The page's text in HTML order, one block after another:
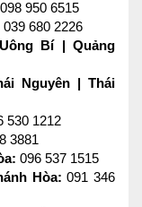
098 950 6515
039 680 2226
Bí | Quảng
Nguyên | Thái
530 1212
3881
096 537 1515
Hòa: 091 346